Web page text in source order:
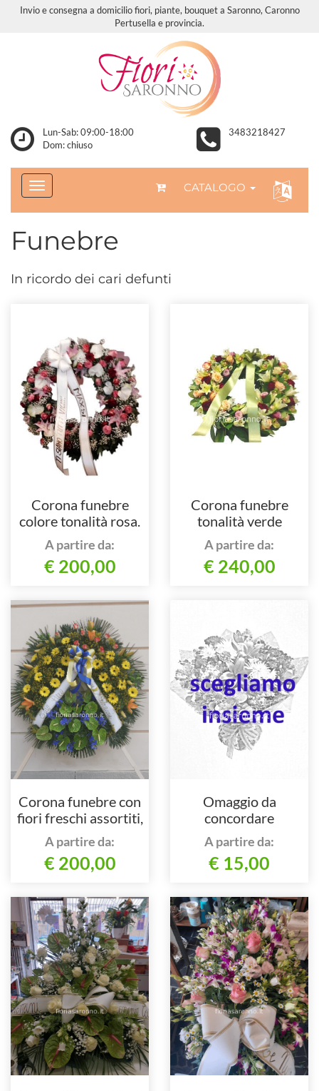
Invio e consegna a domicilio fiori, piante, bouquet a Saronno, Caronno
Pertusella e provincia.
Lun-Sab: 09:00-18:00
Dom: chiuso
3483218427
CATALOGO
Funebre
In ricordo dei cari defunti
Corona funebre
colore tonalità rosa.
A partire da:
€ 200,00
Corona funebre
tonalità verde
A partire da:
€ 240,00
Corona funebre con
fiori freschi assortiti,
colorata.
A partire da:
€ 200,00
Omaggio da
concordare
telefonicamente
A partire da:
€ 15,00